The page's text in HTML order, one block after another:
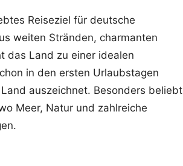
Reiseziel für deutsche
weiten Stränden, charmanten
das Land zu einer idealen
in den ersten Urlaubstagen
auszeichnet. Besonders beliebt
Meer, Natur und zahlreiche